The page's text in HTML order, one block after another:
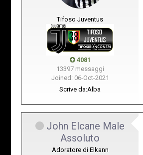
Tifoso Juventus
4081
13397 messaggi
Joined: 06-Oct-2021
Scrive da:Alba
John Elcane Male
Assoluto
Adoratore di Elkann